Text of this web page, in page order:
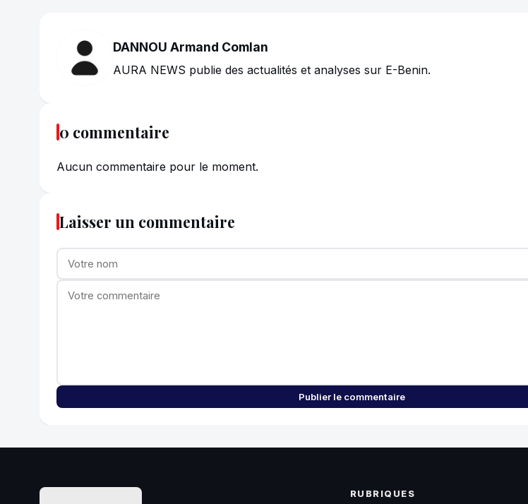
DANNOU Armand Comlan
AURA NEWS publie des actualités et analyses sur E-Benin.
0 commentaire
Aucun commentaire pour le moment.
Laisser un commentaire
Publier le commentaire
RUBRIQUES